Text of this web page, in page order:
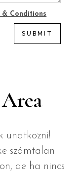
& Conditions
SUBMIT
unatkozni!
számtalan
de ha nincs